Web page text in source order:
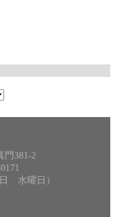
381-2
水曜日）